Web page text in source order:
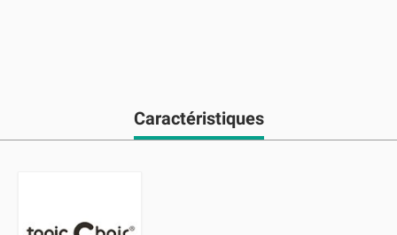
Caractéristiques